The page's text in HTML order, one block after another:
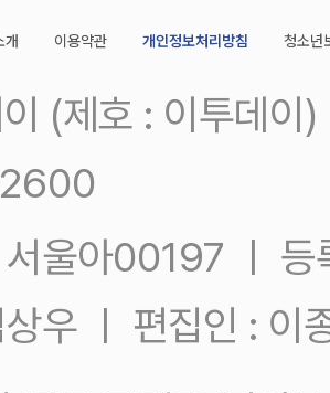
개 이용약관 개인정보처리방침 청소년
(제호 : 이투데
서울아00197 ㅣ
우 ㅣ 편집인 : 이